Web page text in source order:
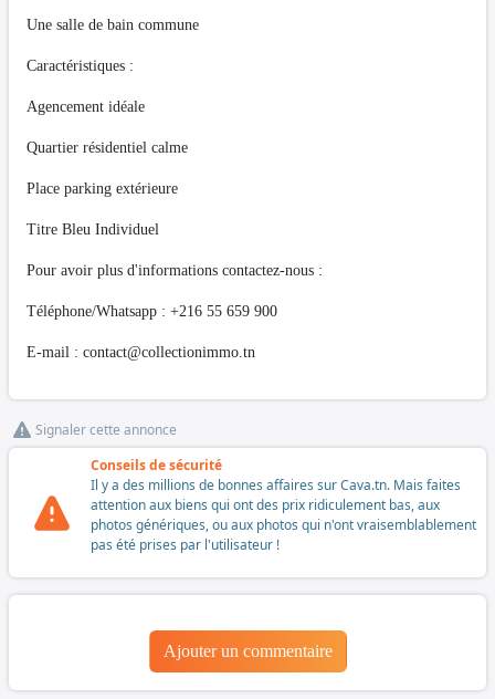
Une salle de bain commune
Caractéristiques :
Agencement idéale
Quartier résidentiel calme
Place parking extérieure
Titre Bleu Individuel
Pour avoir plus d'informations contactez-nous :
Téléphone/Whatsapp : +216 55 659 900
E-mail : contact@collectionimmo.tn
Signaler cette annonce
Conseils de sécurité
Il y a des millions de bonnes affaires sur Cava.tn. Mais faites
attention aux biens qui ont des prix ridiculement bas, aux
photos génériques, ou aux photos qui n'ont vraisemblablement
pas été prises par l'utilisateur !
Ajouter un commentaire